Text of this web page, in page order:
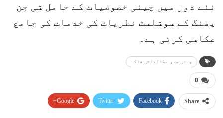
نئے دور میں چینی خصوصیات کے حامل شی جن
پھنگ کے سوشلسٹ نظریات کی خدمات کی جامع
عکاسی کرتی ہے۔
چینی صدر مطالعاتی خاکہ
0
Share
Facebook
Twitter
Google+